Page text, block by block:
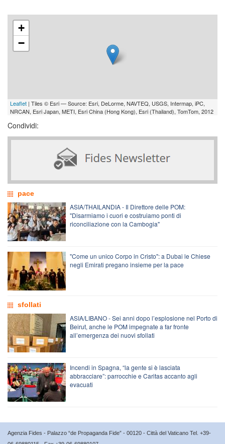
+
−
Leaflet | Tiles © Esri — Source: Esri, DeLorme, NAVTEQ, USGS, Intermap, iPC,
NRCAN, Esri Japan, METI, Esri China (Hong Kong), Esri (Thailand), TomTom, 2012
Condividi:
pace
ASIA/THAILANDIA - Il Direttore delle POM:
"Disarmiamo i cuori e costruiamo ponti di
riconciliazione con la Cambogia"
"Come un unico Corpo in Cristo": a Dubai le Chiese
negli Emirati pregano insieme per la pace
sfollati
ASIA/LIBANO - Sei anni dopo l’esplosione nel Porto di
Beirut, anche le POM impegnate a far fronte
all’emergenza dei nuovi sfollati
Incendi in Spagna, “la gente si è lasciata
abbracciare”: parrocchie e Caritas accanto agli
evacuati
Agenzia Fides - Palazzo “de Propaganda Fide” - 00120 - Città del Vaticano Tel. +39-